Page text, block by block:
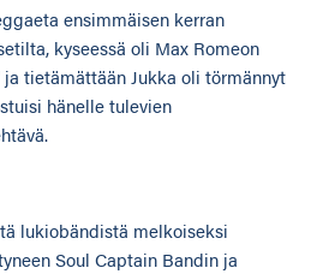
ensimmäisen kerran
kyseessä oli Max Romeon
tietämättään Jukka oli törmännyt
hänelle tulevien
lukiobändistä melkoiseksi
Soul Captain Bandin ja